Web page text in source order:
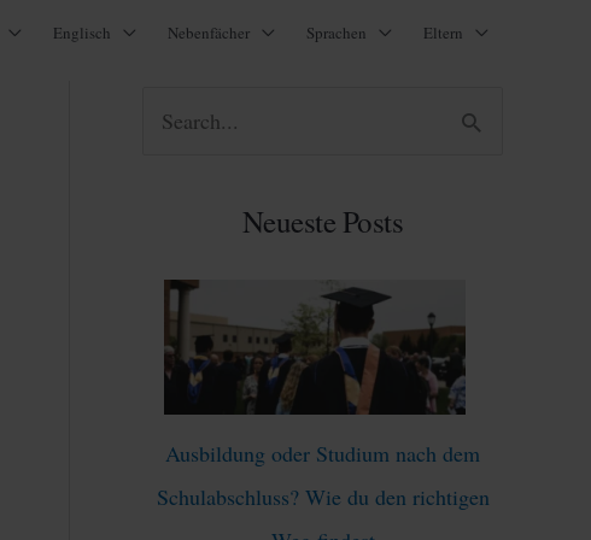
Englisch Nebenfächer Sprachen Eltern
Neueste Posts
Ausbildung oder Studium nach dem
Schulabschluss? Wie du den richtigen